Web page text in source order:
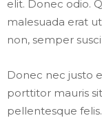
elit. Donec odio.
malesuada erat
non, semper
Donec nec justo
porttitor mauris
pellentesque felis.